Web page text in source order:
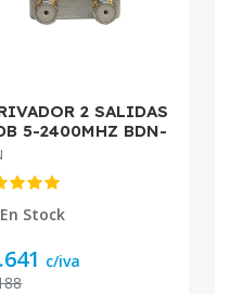
2 SALIDAS
5-2400MHZ BDN-
2.4G
En Stock
c/iva